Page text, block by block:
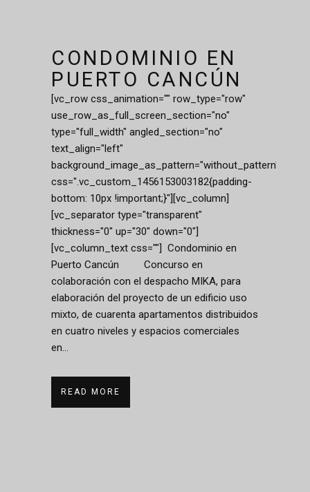
CONDOMINIO EN
PUERTO CANCÚN
[vc_row css_animation="" row_type="row"
use_row_as_full_screen_section="no"
type="full_width" angled_section="no"
text_align="left"
background_image_as_pattern="without_pattern"
css=".vc_custom_1456153003182{padding-
bottom: 10px !important;}"][vc_column]
[vc_separator type="transparent"
thickness="0" up="30" down="0"]
[vc_column_text css=""] Condominio en
Puerto Cancún Concurso en
colaboración con el despacho MIKA, para
elaboración del proyecto de un edificio uso
mixto, de cuarenta apartamentos distribuidos
en cuatro niveles y espacios comerciales
en...
READ MORE